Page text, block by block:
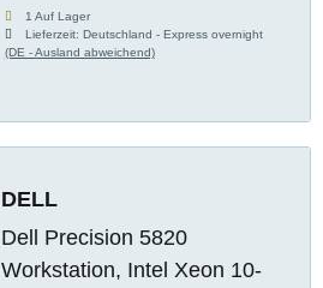
1 Auf Lager
Lieferzeit:Deutschland - Express overnight
(DE - Ausland abweichend)
DELL
Dell Precision 5820
Workstation, Intel Xeon 10-